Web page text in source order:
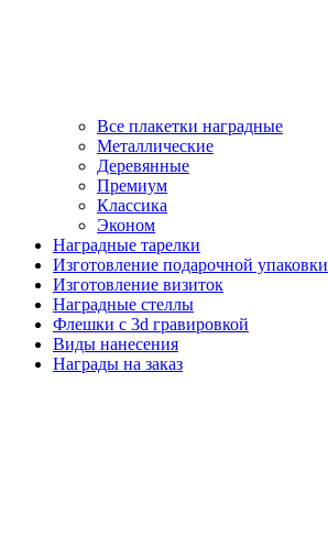
Все плакетки наградные
Металлические
Деревянные
Премиум
Классика
Эконом
Наградные тарелки
Изготовление подарочной упаковки
Изготовление визиток
Наградные стеллы
Флешки с 3d гравировкой
Виды нанесения
Награды на заказ